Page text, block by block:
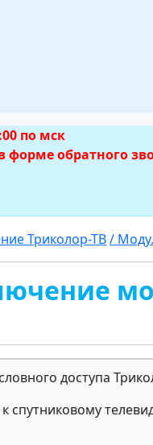
по мск
форме обратного
Триколор-ТВ/
спутниковому